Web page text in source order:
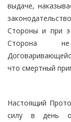
выдаче,
Стороны и при
Сторона не
что смертный
Настоящий
силу в день